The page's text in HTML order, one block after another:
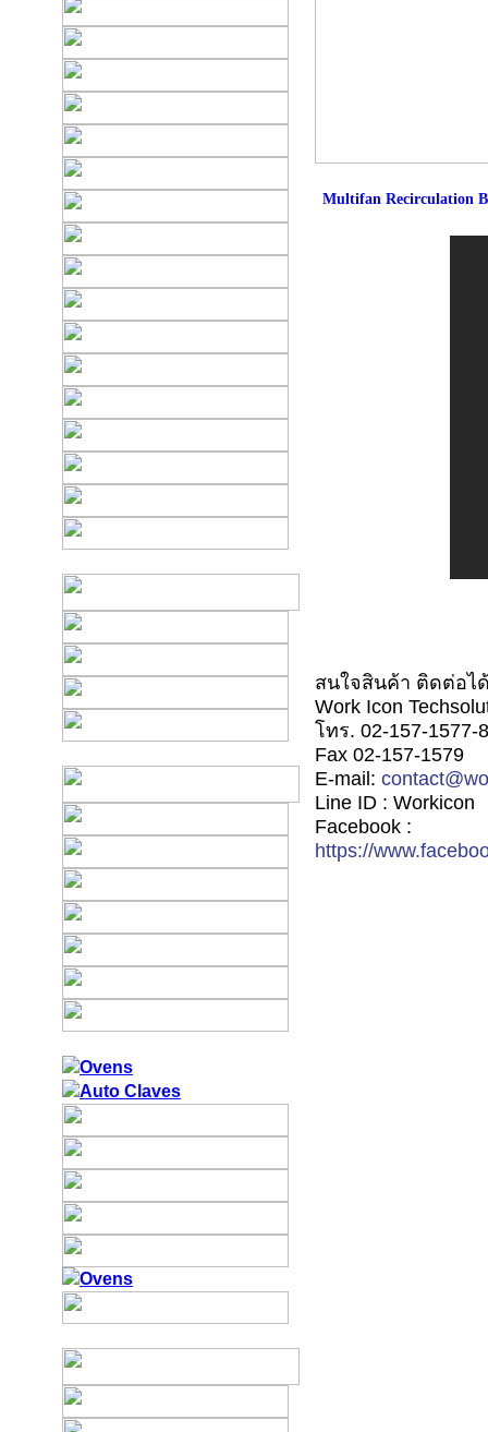
Multifan Recirculation
สนใจสินค้า ติดต่อไ
Work Icon
โทร. 02-157-1577-
Fax 02-157-1579
E-mail:
Line ID : Workicon
Facebook :
https://